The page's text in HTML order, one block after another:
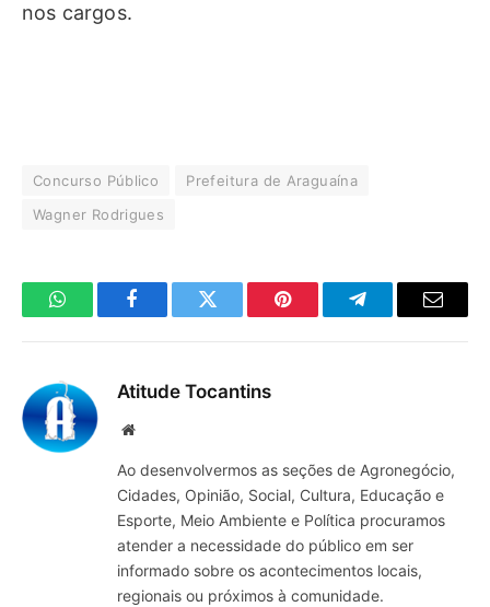
nos cargos.
Concurso Público
Prefeitura de Araguaína
Wagner Rodrigues
WhatsAppFacebookTwitter Pinterest TelegramaE-
Atitude Tocantins
Site
Ao desenvolvermos as seções de Agronegócio,
Cidades, Opinião, Social, Cultura, Educação e
Esporte, Meio Ambiente e Política procuramos
atender a necessidade do público em ser
informado sobre os acontecimentos locais,
regionais ou próximos à comunidade.